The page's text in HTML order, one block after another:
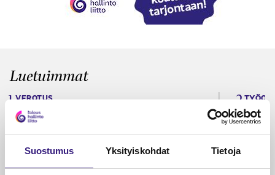
Suostumus Yksityiskohdat Tietoja
Luetuimmat
VEROTUS
Kulu­veloitukset arvon­lisä­
verotuksessa – omien kulujen
veloitus, kulujen edelleen­
veloitus ja läpi­laskutus